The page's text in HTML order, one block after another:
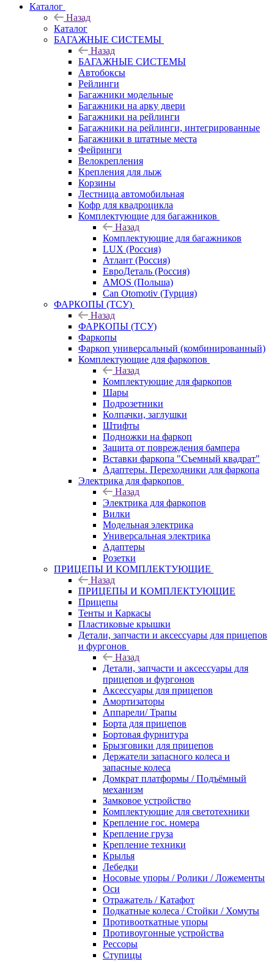
Каталог
Назад
Каталог
БАГАЖНЫЕ СИСТЕМЫ
Назад
БАГАЖНЫЕ СИСТЕМЫ
Автобоксы
Рейлинги
Багажники модельные
Багажники на арку двери
Багажники на рейлинги
Багажники на рейлинги, интегрированные
Багажники в штатные места
Фейринги
Велокрепления
Крепления для лыж
Корзины
Лестница автомобильная
Кофр для квадроцикла
Комплектующие для багажников
Назад
Комплектующие для багажников
LUX (Россия)
Атлант (Россия)
ЕвроДеталь (Россия)
AMOS (Польша)
Can Otomotiv (Турция)
ФАРКОПЫ (ТСУ)
Назад
ФАРКОПЫ (ТСУ)
Фаркопы
Фаркоп универсальный (комбинированный)
Комплектующие для фаркопов
Назад
Комплектующие для фаркопов
Шары
Подрозетники
Колпачки, заглушки
Штифты
Подножки на фаркоп
Защита от повреждения бампера
Вставки фаркопа "Съемный квадрат"
Адаптеры. Переходники для фаркопа
Электрика для фаркопов
Назад
Электрика для фаркопов
Вилки
Модельная электрика
Универсальная электрика
Адаптеры
Розетки
ПРИЦЕПЫ И КОМПЛЕКТУЮЩИЕ
Назад
ПРИЦЕПЫ И КОМПЛЕКТУЮЩИЕ
Прицепы
Тенты и Каркасы
Пластиковые крышки
Детали, запчасти и аксессуары для прицепов
и фургонов
Назад
Детали, запчасти и аксессуары для
прицепов и фургонов
Аксессуары для прицепов
Амортизаторы
Аппарели/ Трапы
Борта для прицепов
Бортовая фурнитура
Брызговики для прицепов
Держатели запасного колеса и
запасные колеса
Домкрат платформы / Подъёмный
механизм
Замковое устройство
Комплектующие для светотехники
Крепление гос. номера
Крепление груза
Крепление техники
Крылья
Лебедки
Носовые упоры / Ролики / Ложементы
Оси
Отражатель / Катафот
Подкатные колеса / Стойки / Хомуты
Противооткатные упоры
Противоугонные устройства
Рессоры
Ступицы